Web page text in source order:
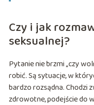
Czy i jak
seksualnej?
Pytanie nie brzmi „czy
robić. Są sytuacje, w
bardzo rozsądna. Chodzi
zdrowotne, podejście do